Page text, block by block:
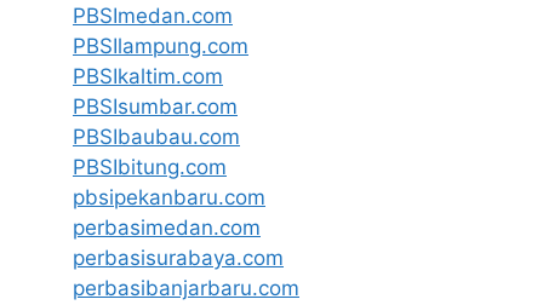
PBSImedan.com
PBSIlampung.com
PBSIkaltim.com
PBSIsumbar.com
PBSIbaubau.com
PBSIbitung.com
pbsipekanbaru.com
perbasimedan.com
perbasisurabaya.com
perbasibanjarbaru.com